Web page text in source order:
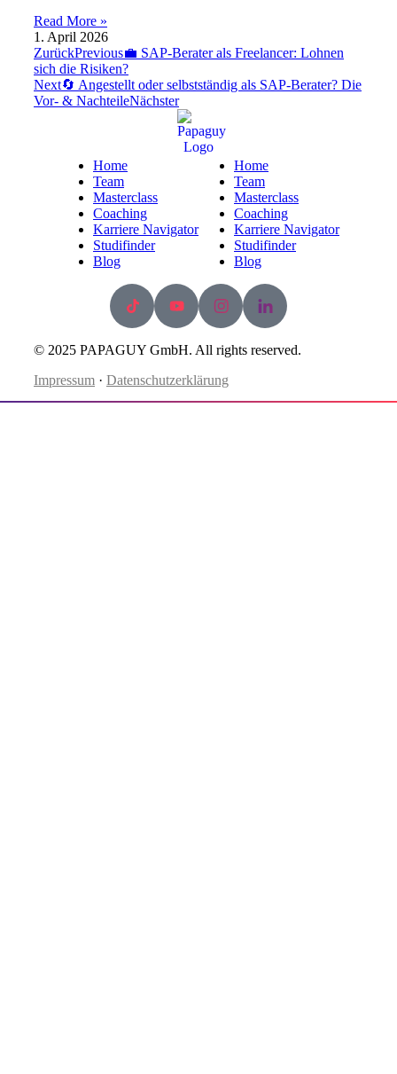
Read More »
1. April 2026
ZurückPrevious💼 SAP-Berater als Freelancer: Lohnen
sich die Risiken?
Next🔄 Angestellt oder selbstständig als SAP-Berater? Die
Vor- & NachteileNächster
Home
Team
Masterclass
Coaching
Karriere Navigator
Studifinder
Blog
Home
Team
Masterclass
Coaching
Karriere Navigator
Studifinder
Blog
© 2025 PAPAGUY GmbH. All rights reserved.
Impressum · Datenschutzerklärung